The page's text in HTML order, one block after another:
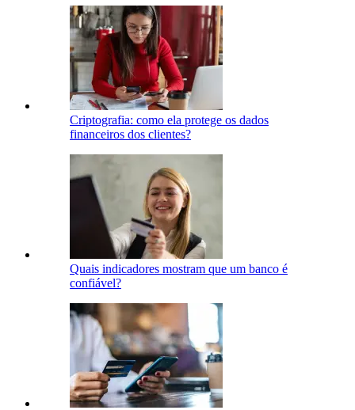
Criptografia: como ela protege os dados
financeiros dos clientes?
Quais indicadores mostram que um banco é
confiável?